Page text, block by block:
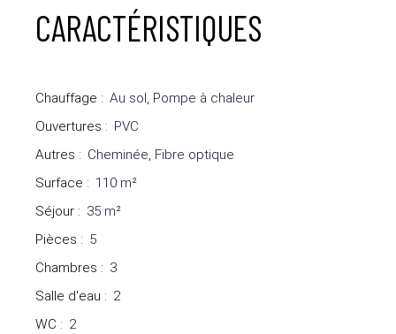
CARACTÉRISTIQUES
Chauffage : Au sol, Pompe à chaleur
Ouvertures : PVC
Autres : Cheminée, Fibre optique
Surface : 110 m²
Séjour : 35 m²
Pièces : 5
Chambres : 3
Salle d'eau : 2
WC : 2